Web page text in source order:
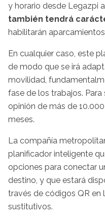
y horario desde Legazpi
también tendrá
habilitarán
En cualquier caso, este
de modo que se irá
movilidad,
fase de los trabajos.
opinión de más de
meses.
La compañía
planificador inteligente
opciones para conectar
destino, y que estará
través de códigos QR en
sustitutivos.